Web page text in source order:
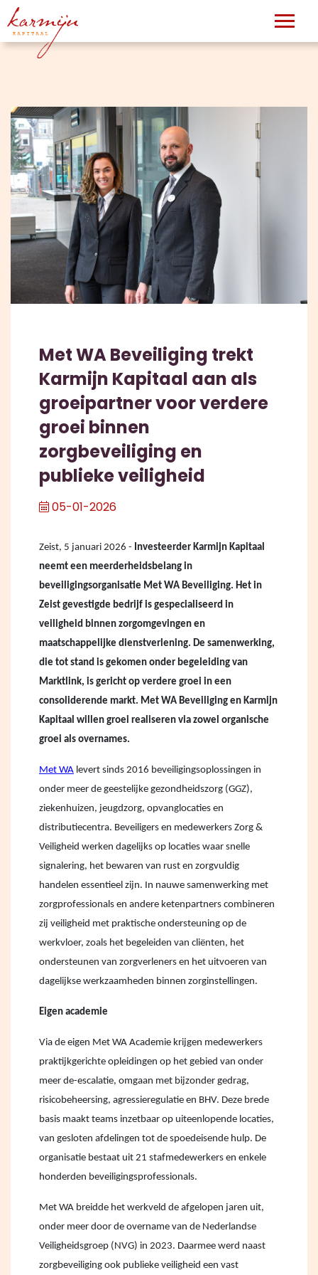
Met WA Beveiliging trekt
Karmijn Kapitaal aan als
groeipartner voor verdere
groei binnen
zorgbeveiliging en
publieke veiligheid
05-01-2026
Zeist, 5 januari 2026 - Investeerder Karmijn Kapitaal
neemt een meerderheidsbelang in
beveiligingsorganisatie Met WA Beveiliging. Het in
Zeist gevestigde bedrijf is gespecialiseerd in
veiligheid binnen zorgomgevingen en
maatschappelijke dienstverlening. De samenwerking,
die tot stand is gekomen onder begeleiding van
Marktlink, is gericht op verdere groei in een
consoliderende markt. Met WA Beveiliging en Karmijn
Kapitaal willen groei realiseren via zowel organische
groei als overnames.
Met WA levert sinds 2016 beveiligingsoplossingen in
onder meer de geestelijke gezondheidszorg (GGZ),
ziekenhuizen, jeugdzorg, opvanglocaties en
distributiecentra. Beveiligers en medewerkers Zorg &
Veiligheid werken dagelijks op locaties waar snelle
signalering, het bewaren van rust en zorgvuldig
handelen essentieel zijn. In nauwe samenwerking met
zorgprofessionals en andere ketenpartners combineren
zij veiligheid met praktische ondersteuning op de
werkvloer, zoals het begeleiden van cliënten, het
ondersteunen van zorgverleners en het uitvoeren van
dagelijkse werkzaamheden binnen zorginstellingen.
Eigen academie
Via de eigen Met WA Academie krijgen medewerkers
praktijkgerichte opleidingen op het gebied van onder
meer de-escalatie, omgaan met bijzonder gedrag,
risicobeheersing, agressieregulatie en BHV. Deze brede
basis maakt teams inzetbaar op uiteenlopende locaties,
van gesloten afdelingen tot de spoedeisende hulp. De
organisatie bestaat uit 21 stafmedewerkers en enkele
honderden beveiligingsprofessionals.
Met WA breidde het werkveld de afgelopen jaren uit,
onder meer door de overname van de Nederlandse
Veiligheidsgroep (NVG) in 2023. Daarmee werd naast
zorgbeveiliging ook publieke veiligheid een vast